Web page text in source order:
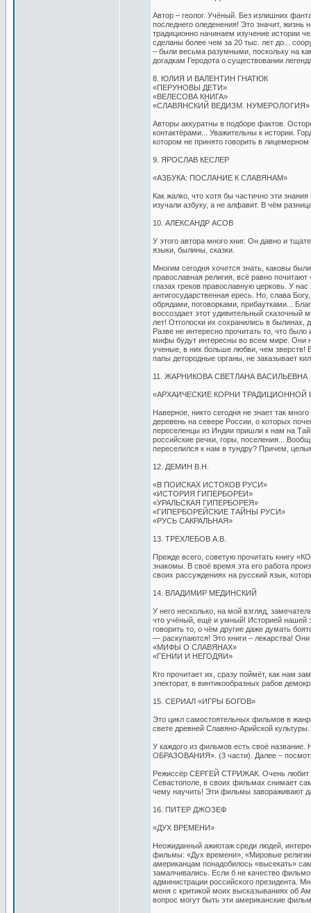
Автор – геолог. Учёный. Без излишних
последнего оледенения! Это значит,
традиционно начинаем изучение истории
сделаны более чем за 20 тыс. лет до...
– были весьма разумными, поскольку на
догадкам Геродота о существовании
8. ЮЛИЯ И ВАЛЕНТИН ГНАТЮК
«ПЕРУНОВЫ ДЕТИ»
«ВЕЛЕСОВА КНИГА»
«СЛАВЯНСКИЙ ВЕДИЗМ. НУМЕРОЛОГИЯ»
Авторы аккуратны в подборе фактов.
контактёрами... Уважительны к истории.
котором не принято говорить в
9. ЯРОСЛАВ КЕСЛЕР
«АЗБУКА: ПОСЛАНИЕ К СЛАВЯНАМ»
Как жалко, что хотя бы частично эти
изучали азбуку, а не алфавит. В чём
10. АЛЕКСАНДР АСОВ
У этого автора много книг. Он давно и
языки, былины, сказки.
Многим сегодня хочется знать, каковы
православная религия, всё равно
глазах греков православную церковь. У
антигосударственная ересь. Но, слава
обрядами, поговорками, прибаутками...
воссоздает этот удивительный сказочный
лет! Отголоски их сохранились в
Разве не интересно прочитать то, что
мифы будут интересны во всем мире. Они
ученые, в них больше любви, чем зверств!
папы детородные органы, не заказывает
11. ЖАРНИКОВА СВЕТЛАНА ВАСИЛЬЕВНА
«АРХАИЧЕСКИЕ КОРНИ ТРАДИЦИОННОЙ
Наверное, никто сегодня не знает так
деревень на севере России, о которых
переселенцы из Индии пришли к нам на
российские речки, горы, поселения...
переселился к нам в тундру? Причем,
12. ДЕМИН В.Н.
«В ПОИСКАХ ИСТОКОВ РУСИ»
«ИСТОРИЯ ГИПЕРБОРЕИ»
«УРАЛЬСКАЯ ГИПЕРБОРЕЯ»
«ГИПЕРБОРЕЙСКИЕ ТАЙНЫ РУСИ»
«РУСЬ САКРАЛЬНАЯ»
13. ТРЕХЛЕБОВ А.В.
Прежде всего, советую прочитать книгу
знакомы. В своё время эта его работа
своих рассуждениях на русский язык,
14. ВЛАДИМИР МЕДИНСКИЙ
У него несколько, на мой взгляд,
что учёный, ещё и умный! Историей нашей
говорить то, о чём другие даже думать
— раскупаются! Это книги – лекарства!
«МИФЫ О СЛАВЯНАХ»
«ГЕНИИ И НЕГОДЯИ»
Кто прочитает их, сразу поймёт, как нам
электорат, в винтикообразных рабов
15. СЕРИАЛ «ИГРЫ БОГОВ»
Это цикл самостоятельных фильмов в
свете древней Славяно-Арийской культуры.
У каждого из фильмов есть своё
ОБРАЗОВАНИЯ». (3 части). Далее –
Режиссёр СЕРГЕЙ СТРИЖАК. Очень любит
Севастополе, в своих фильмах снимает
чему научить! Эти фильмы завораживают
16. ПИТЕР ДЖОЗЕФ
«ДУХ ВРЕМЕНИ»
Неожиданный ажиотаж среди людей,
фильмы: «Дух времени», «Мировые
американцам понадобилось «высекать»
замалчивались. Если б не качество
администрации российского президента.
меня с критикой моих высказываниях об
вопрос могут быть эти американские